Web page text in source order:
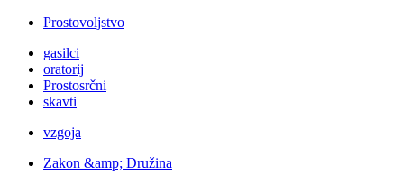
Prostovoljstvo
gasilci
oratorij
Prostosrčni
skavti
vzgoja
Zakon &amp; Družina